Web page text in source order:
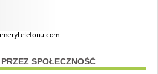
SPOŁECZNOŚĆ